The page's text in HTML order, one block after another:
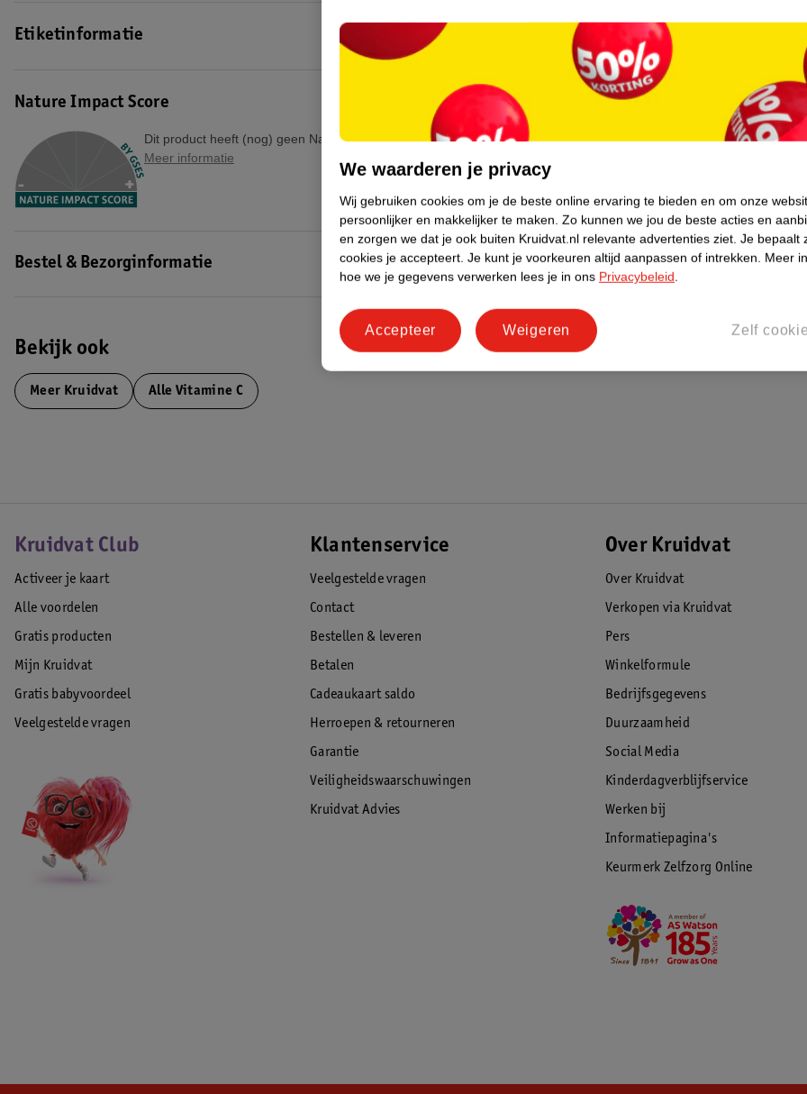
Etiketinformatie
Nature Impact Score
Dit product heeft (nog) geen Nature Impact Score.
Meer informatie
Bestel & Bezorginformatie
Bekijk ook
Meer Kruidvat Alle Vitamine C
Kruidvat Club
Activeer je kaart
Alle voordelen
Gratis producten
Mijn Kruidvat
Gratis babyvoordeel
Veelgestelde vragen
Klantenservice
Veelgestelde vragen
Contact
Bestellen & leveren
Betalen
Cadeaukaart saldo
Herroepen & retourneren
Garantie
Veiligheidswaarschuwingen
Kruidvat Advies
Over Kruidvat
Over Kruidvat
Verkopen via Kruidvat
Pers
Winkelformule
Bedrijfsgegevens
Duurzaamheid
Social Media
Kinderdagverblijfservice
Werken bij
Informatiepagina's
Keurmerk Zelfzorg Online
We waarderen je privacy
Wij gebruiken cookies om je de beste online ervaring te bieden en om onze
persoonlijker en makkelijker te maken. Zo kunnen we jou de beste acties en
en zorgen we dat je ook buiten Kruidvat.nl relevante advertenties ziet. Je bepaalt
cookies je accepteert. Je kunt je voorkeuren altijd aanpassen of intrekken. Meer
hoe we je gegevens verwerken lees je in ons Privacybeleid.
Zelf
Weigeren
Accepteer